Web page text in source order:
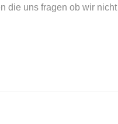
die uns fragen ob wir